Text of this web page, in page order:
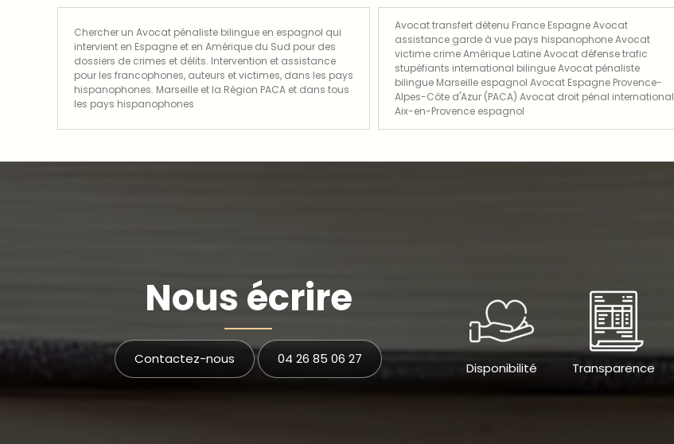
Chercher un Avocat pénaliste bilingue en espagnol qui
intervient en Espagne et en Amérique du Sud pour des
dossiers de crimes et délits. Intervention et assistance
pour les francophones, auteurs et victimes, dans les pays
hispanophones. Marseille et la Région PACA et dans tous
les pays hispanophones
Avocat transfert détenu France Espagne Avocat
assistance garde à vue pays hispanophone Avocat
victime crime Amérique Latine Avocat défense trafic
stupéfiants international bilingue Avocat pénaliste
bilingue Marseille espagnol Avocat Espagne Provence-
Alpes-Côte d'Azur (PACA) Avocat droit pénal international
Aix-en-Provence espagnol
Nous écrire
Contactez-nous 04 26 85 06 27
Disponibilité Transparence